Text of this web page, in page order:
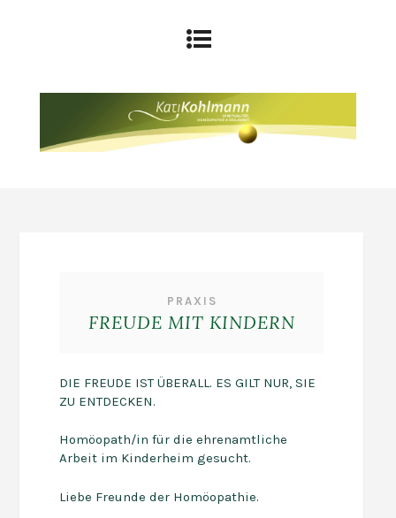
PRAXIS
FREUDE MIT KINDERN
DIE FREUDE IST ÜBERALL. ES GILT NUR, SIE
ZU ENTDECKEN.
Homöopath/in für die ehrenamtliche
Arbeit im Kinderheim gesucht.
Liebe Freunde der Homöopathie.